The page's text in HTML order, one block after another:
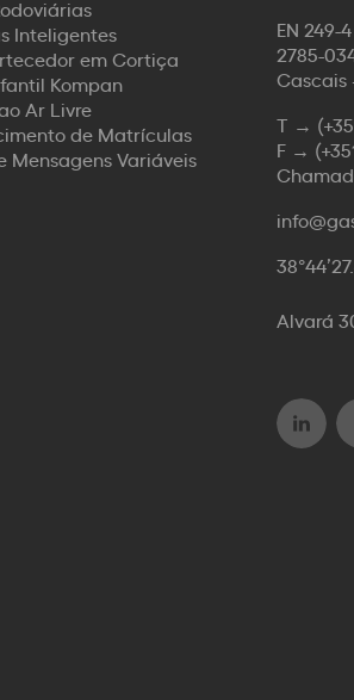
Inteligentes
em Cortiça
Kompan
Ar Livre
de Matrículas
Mensagens Variáveis
EN 249-
2785-
Cascais
T →
F →
Alvará